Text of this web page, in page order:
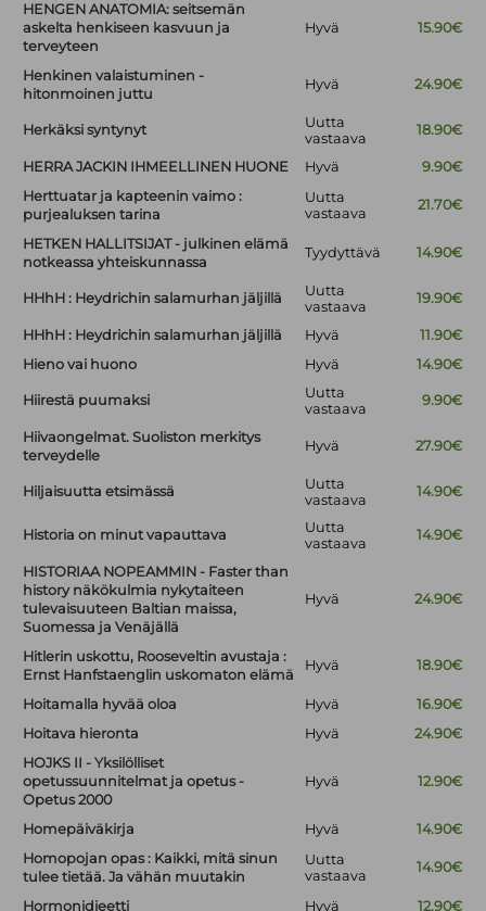
HENGEN ANATOMIA: seitsemän
askelta henkiseen kasvuun ja
terveyteen
Hyvä 15.90€
Henkinen valaistuminen -
hitonmoinen juttu
Hyvä 24.90€
Herkäksi syntynyt
Uutta
vastaava
18.90€
HERRA JACKIN IHMEELLINEN HUONE Hyvä
9.90€
Herttuatar ja kapteenin vaimo :
purjealuksen tarina
Uutta
vastaava
21.70€
HETKEN HALLITSIJAT - julkinen elämä
notkeassa yhteiskunnassa
Tyydyttävä 14.90€
HHhH : Heydrichin salamurhan jäljillä
Uutta
vastaava
19.90€
HHhH : Heydrichin salamurhan jäljillä Hyvä
11.90€
Hieno vai huono
Hyvä 14.90€
Hiirestä puumaksi
Uutta
vastaava
9.90€
Hiivaongelmat. Suoliston merkitys
terveydelle
Hyvä 27.90€
Hiljaisuutta etsimässä
Uutta
vastaava
14.90€
Historia on minut vapauttava
Uutta
vastaava
14.90€
HISTORIAA NOPEAMMIN - Faster than
history näkökulmia nykytaiteen
tulevaisuuteen Baltian maissa,
Suomessa ja Venäjällä
Hyvä 24.90€
Hitlerin uskottu, Rooseveltin avustaja :
Ernst Hanfstaenglin uskomaton elämä
Hyvä 18.90€
Hoitamalla hyvää oloa Hyvä
16.90€
Hoitava hieronta
Hyvä
24.90€
HOJKS II - Yksilölliset
opetussuunnitelmat ja opetus -
Opetus 2000
Hyvä 12.90€
Homepäiväkirja Hyvä
14.90€
Homopojan opas : Kaikki, mitä sinun
tulee tietää. Ja vähän muutakin
Uutta
vastaava
14.90€
Hormonidieetti Hyvä 12.90€